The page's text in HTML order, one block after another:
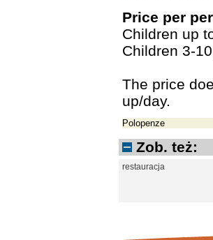
Price per
Children up
Children 3-
The price
up/day.
Polopenze
Zob. też:
restauracja